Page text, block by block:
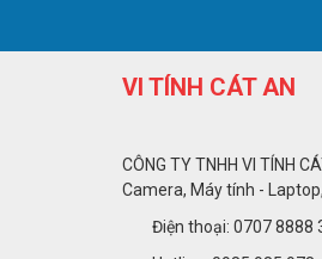
VI TÍNH CÁT AN
CÔNG TY TNHH VI TÍNH
Camera, Máy tính -
Điện thoại: 0707 8888